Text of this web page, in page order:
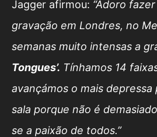
Jagger afirmou: “Adoro
gravação em Londres, no
semanas muito intensas a
Tongues’. Tínhamos 14
avançámos o mais depressa
sala porque não é
se a paixão de todos.”